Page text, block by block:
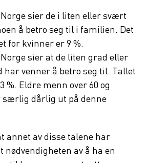
Norge sier de i liten eller svært
å betro seg til i familien. Det
for kvinner er 9 %.
sier at de liten grad eller
venner å betro seg til. Tallet
%. Eldre menn over 60 og
særlig dårlig ut på denne
annet av disse talene har
av å ha en